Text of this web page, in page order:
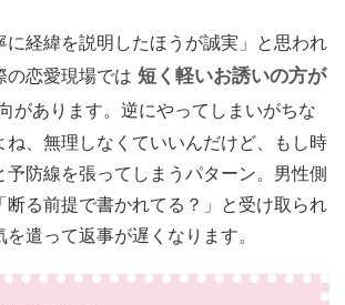
に経緯を説明したほうが誠実」と思われ
の恋愛現場では 短く軽いお誘いの方が
があります。逆にやってしまいがちな
ね、無理しなくていいんだけど、もし時
防線を張ってしまうパターン。男性側
断る前提で書かれてる？」と受け取られ
遣って返事が遅くなります。